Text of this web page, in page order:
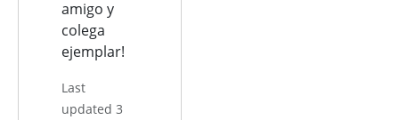
amigo y
colega
ejemplar!
Last
updated 3